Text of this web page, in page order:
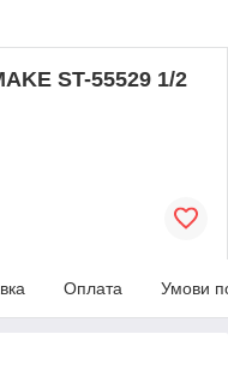
ST-55529 1/2
Оплата Умови